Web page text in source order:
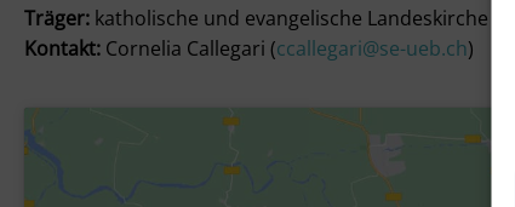
Träger: katholische und evangelische Landeskirche
Kontakt: Cornelia Callegari (ccallegari@se-ueb.ch)